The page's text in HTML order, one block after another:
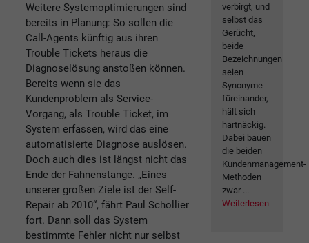
Weitere Systemoptimierungen sind
bereits in Planung: So sollen die
Call-Agents künftig aus ihren
Trouble Tickets heraus die
Diagnoselösung anstoßen können.
Bereits wenn sie das
Kundenproblem als Service-
Vorgang, als Trouble Ticket, im
System erfassen, wird das eine
automatisierte Diagnose auslösen.
Doch auch dies ist längst nicht das
Ende der Fahnenstange. „Eines
unserer großen Ziele ist der Self-
Repair ab 2010“, fährt Paul Schollier
fort. Dann soll das System
bestimmte Fehler nicht nur selbst
verbirgt, und
selbst das
Gerücht,
beide
Bezeichnungen
seien
Synonyme
füreinander,
hält sich
hartnäckig.
Dabei bauen
die beiden
Kundenmanagement-
Methoden
zwar ...
Weiterlesen